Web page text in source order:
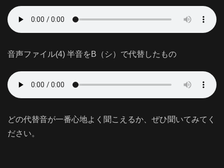
音声ファイル(4) 半音をB（シ）で代替したもの
どの代替音が一番心地よく聞こえるか、ぜひ聞いてみてく
ださい。